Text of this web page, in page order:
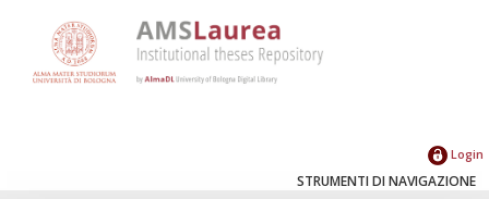
Login
STRUMENTI DI NAVIGAZIONE